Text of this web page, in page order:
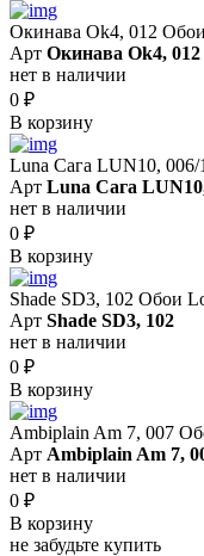
Окинава Ok4, 012
Арт Окинава Ok4, 012
нет в наличии
0 ₽
В корзину
Luna Сага LUN10,
Арт Luna Сага
нет в наличии
0 ₽
В корзину
Shade SD3, 102 Обои
Арт Shade SD3, 102
нет в наличии
0 ₽
В корзину
Ambiplain Am 7, 007
Арт Ambiplain Am 7,
нет в наличии
0 ₽
В корзину
не забудьте купить